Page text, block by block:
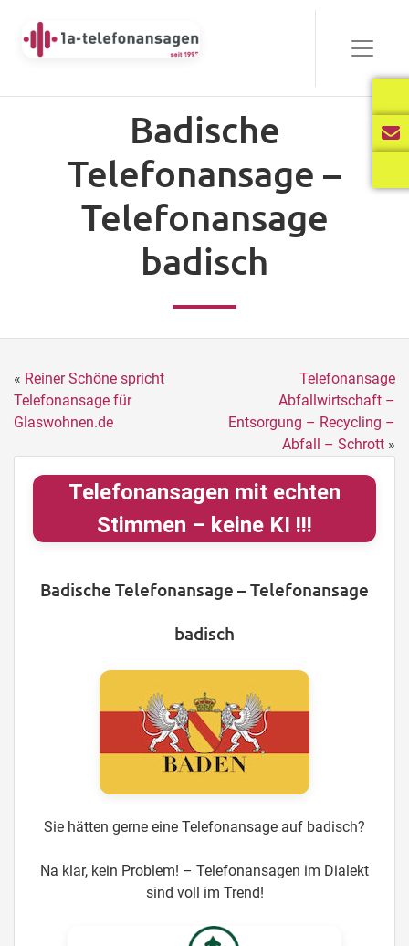
Badische
Telefonansage –
Telefonansage
badisch
« Reiner Schöne spricht
Telefonansage für
Glaswohnen.de
Telefonansage
Abfallwirtschaft –
Entsorgung – Recycling –
Abfall – Schrott »
Telefonansagen mit echten
Stimmen – keine KI !!!
Badische Telefonansage – Telefonansage
badisch
Sie hätten gerne eine Telefonansage auf badisch?
Na klar, kein Problem! – Telefonansagen im Dialekt
sind voll im Trend!